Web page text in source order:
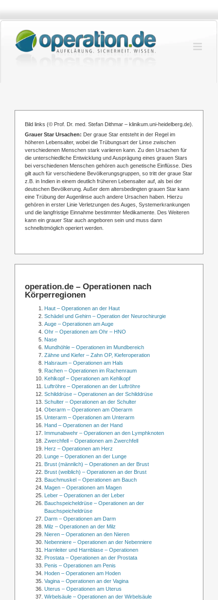
springen
Bild links (© Prof. Dr. med. Stefan Dithmar – klinikum.uni-heidelberg.de).
Grauer Star Ursachen: Der graue Star entsteht in der Regel im
höheren Lebensalter, wobei die Trübungsart der Linse zwischen
verschiedenen Menschen stark variieren kann. Zu den Ursachen für
die unterschiedliche Entwicklung und Ausprägung eines grauen Stars
bei verschiedenen Menschen gehören auch genetische Einflüsse. Dies
gilt auch für verschiedene Bevölkerungsgruppen, so tritt der graue Star
z.B. in Indien in einem deutlich früheren Lebensalter auf, als bei der
deutschen Bevölkerung. Außer dem altersbedingten grauen Star kann
eine Trübung der Augenlinse auch andere Ursachen haben. Hierzu
gehören in erster Linie Verletzungen des Auges, Systemerkrankungen
und die langfristige Einnahme bestimmter Medikamente. Des Weiteren
kann ein grauer Star auch angeboren sein und muss dann
schnellstmöglich operiert werden.
operation.de – Operationen nach
Körperregionen
Haut – Operationen an der Haut
Schädel und Gehirn – Operation der Neurochirurgie
Auge – Operationen am Auge
Ohr – Operationen am Ohr – HNO
Nase
Mundhöhle – Operationen im Mundbereich
Zähne und Kiefer – Zahn OP, Kieferoperation
Halsraum – Operationen am Hals
Rachen – Operationen im Rachenraum
Kehlkopf – Operationen am Kehlkopf
Luftröhre – Operationen an der Luftröhre
Schilddrüse – Operationen an der Schilddrüse
Schulter – Operationen an der Schulter
Oberarm – Operationen am Oberarm
Unterarm – Operationen am Unterarm
Hand – Operationen an der Hand
Immunabwehr – Operationen an den Lymphknoten
Zwerchfell – Operationen am Zwerchfell
Herz – Operationen am Herz
Lunge – Operationen an der Lunge
Brust (männlich) – Operationen an der Brust
Brust (weiblich) – Operationen an der Brust
Bauchmuskel – Operationen am Bauch
Magen – Operationen am Magen
Leber – Operationen an der Leber
Bauchspeicheldrüse – Operationen an der
Bauchspeicheldrüse
Darm – Operationen am Darm
Milz – Operationen an der Milz
Nieren – Operationen an den Nieren
Nebenniere – Operationen an der Nebenniere
Harnleiter und Harnblase – Operationen
Prostata – Operationen an der Prostata
Penis – Operationen am Penis
Hoden – Operationen am Hoden
Vagina – Operationen an der Vagina
Uterus – Operationen am Uterus
Wirbelsäule – Operationen an der Wirbelsäule